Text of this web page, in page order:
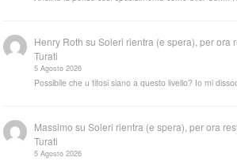
Henry Roth suSoleri rientra (e spera), per ora
Turati
5 Agosto 2026
Possibile che u tifosi siano a questo livello? Io mi
Massimo suSoleri rientra (e spera), per ora
Turati
5 Agosto 2026